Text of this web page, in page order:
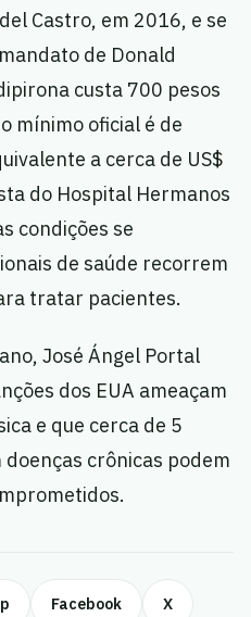
Castro, em 2016, e se
de Donald
custa 700 pesos
mínimo oficial é de
a cerca de US$
do Hospital Hermanos
condições se
de saúde recorrem
tratar pacientes.
José Ángel Portal
dos EUA ameaçam
e que cerca de 5
crônicas podem
Facebook X